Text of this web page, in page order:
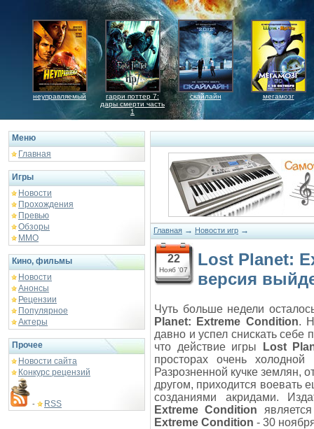
неуправляемый
гарри поттер 7:
дары смерти часть
1
скайлайн мегамозг
Меню
Главная
Игры
Новости
Прохождения
Превью
Обзоры
ММО
Кино, фильмы
Новости
Анонсы
Рецензии
Популярное
Актеры
Прочее
Новости сайта
Конкурс рецензий
- RSS
Главная → Новости игр →
22
Нояб '07
Lost Planet:
версия
Чуть больше недели
Planet: Extreme Condition.
давно и успел снискать себе
что действие игры
Lost
просторах очень
Разрозненной кучке землян,
другом, приходится воевать
созданиями акридами.
Extreme Condition
Extreme Condition - 30